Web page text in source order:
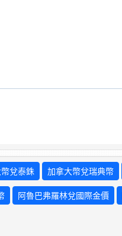
兌泰銖 加拿大幣兌瑞典幣
阿魯巴弗羅林兌國際金價